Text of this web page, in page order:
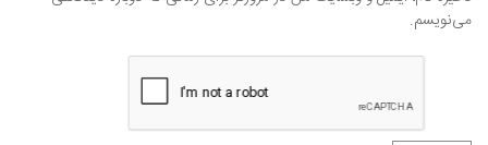
می‌نویسم.